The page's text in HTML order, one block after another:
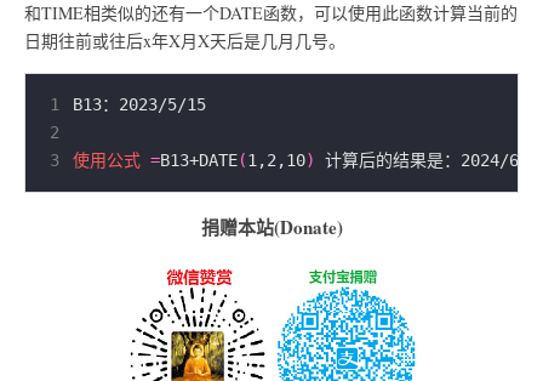
和TIME相类似的还有一个DATE函数，可以使用此函数计算当前的
日期往前或往后x年X月X天后是几月几号。
1
B13：2023/5/15
2
3
使用公式 =B13+DATE(1,2,10)
捐赠本站(Donate)